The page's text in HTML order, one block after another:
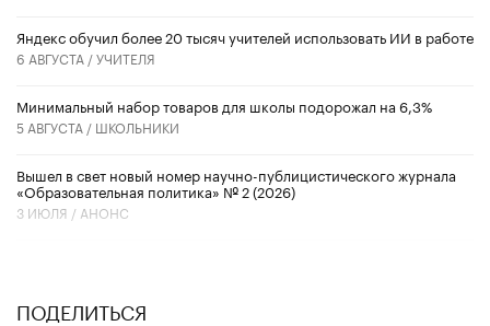
​Яндекс обучил более 20 тысяч учителей использовать ИИ в работе
6 АВГУСТА /УЧИТЕЛЯ
Минимальный набор товаров для школы подорожал на 6,3%
5 АВГУСТА / ШКОЛЬНИКИ
Вышел в свет новый номер научно-публицистического журнала
«Образовательная политика» № 2 (2026)
3 ИЮЛЯ / АНОНС
ПОДЕЛИТЬСЯ